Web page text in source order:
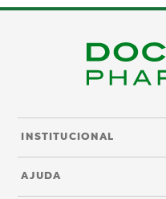
INSTITUCIONAL
AJUDA